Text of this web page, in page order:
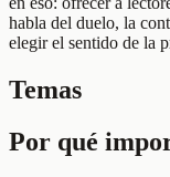
habla del duelo, la
elegir el sentido de la
Temas
Por qué